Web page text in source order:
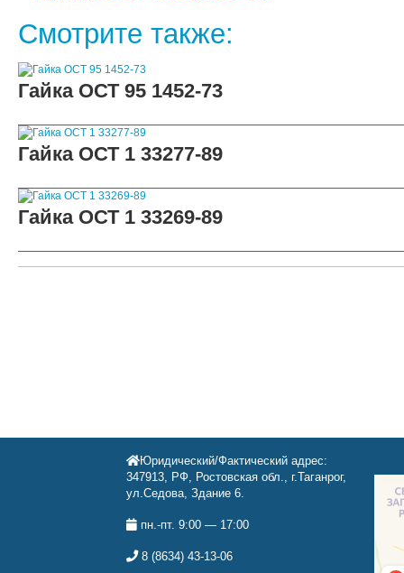
Смотрите также:
Гайка ОСТ 95 1452-73
Гайка ОСТ 1 33277-89
Гайка ОСТ 1 33269-89
Юридический/Фактический адрес:
347913, РФ, Ростовская обл., г.Таганрог,
ул.Седова, Здание 6.
пн.-пт. 9:00 — 17:00
8 (8634) 43-13-06